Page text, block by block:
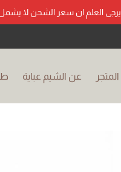
يرجى العلم ان سعر الشحن لا يشمل
المتجر عن الشيم عباية